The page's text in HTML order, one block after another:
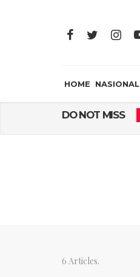
HOME NASIONAL
DO NOT MISS
6 Articles.